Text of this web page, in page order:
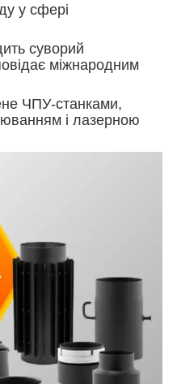
у сфері
суворий
міжнародним
ЧПУ-станками,
і лазерною